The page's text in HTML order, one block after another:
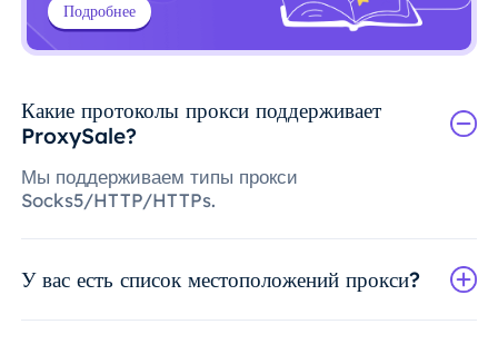
Подробнее
Какие протоколы прокси поддерживает
ProxySale?
Мы поддерживаем типы прокси
Socks5/HTTP/HTTPs.
У вас есть список местоположений прокси?